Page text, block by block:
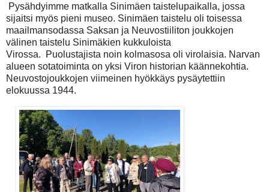
Pysähdyimme matkalla Sinimäen taistelupaikalla, jossa
sijaitsi myös pieni museo. Sinimäen taistelu oli toisessa
maailmansodassa Saksan ja Neuvostiiliton joukkojen
välinen taistelu Sinimäkien kukkuloista
Virossa. Puolustajista noin kolmasosa oli virolaisia. Narvan
alueen sotatoiminta on yksi Viron historian käännekohtia.
Neuvostojoukkojen viimeinen hyökkäys pysäytettiin
elokuussa 1944.